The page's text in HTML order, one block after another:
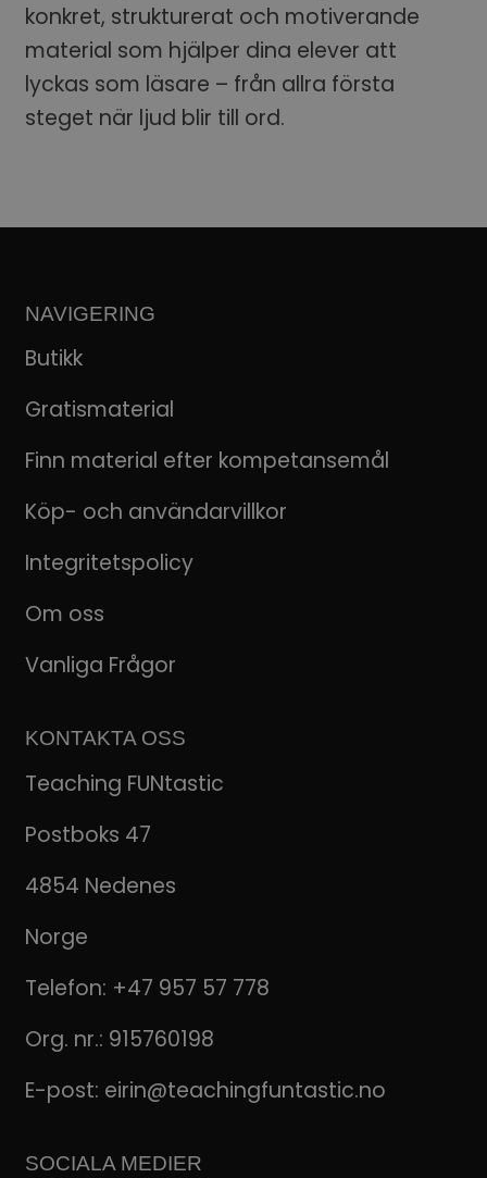
konkret, strukturerat och motiverande
material som hjälper dina elever att
lyckas som läsare – från allra första
steget när ljud blir till ord.
NAVIGERING
Butikk
Gratismaterial
Finn material efter kompetansemål
Köp- och användarvillkor
Integritetspolicy
Om oss
Vanliga Frågor
KONTAKTA OSS
Teaching FUNtastic
Postboks 47
4854 Nedenes
Norge
Telefon: +47 957 57 778
Org. nr.: 915760198
E-post: eirin@teachingfuntastic.no
SOCIALA MEDIER